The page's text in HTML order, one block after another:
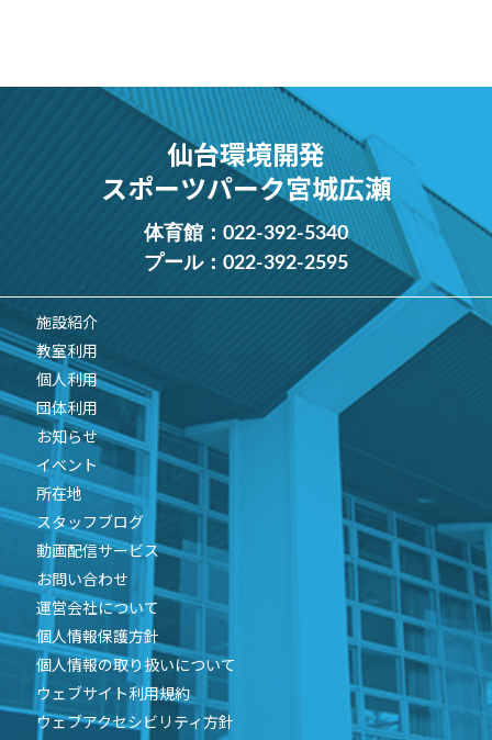
仙台環境開発
スポーツパーク宮城広瀬
体育館： 022-392-5340
プール： 022-392-2595
施設紹介
教室利用
個人利用
団体利用
お知らせ
イベント
所在地
スタッフブログ
動画配信サービス
お問い合わせ
運営会社について
個人情報保護方針
個人情報の取り扱いについて
ウェブサイト利用規約
ウェブアクセシビリティ方針